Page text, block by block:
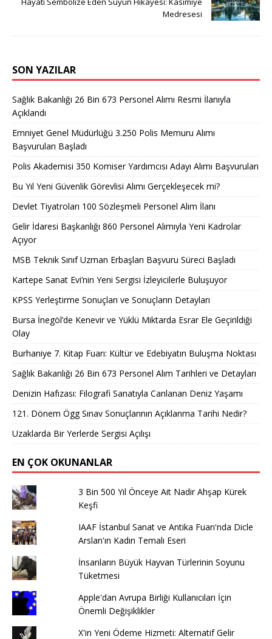
Medresesi
SON YAZILAR
Sağlık Bakanlığı 26 Bin 673 Personel Alımı Resmi İlanıyla
Açıklandı
Emniyet Genel Müdürlüğü 3.250 Polis Memuru Alımı
Başvuruları Başladı
Polis Akademisi 350 Komiser Yardımcısı Adayı Alımı Başvuruları
Bu Yıl Yeni Güvenlik Görevlisi Alımı Gerçekleşecek mi?
Devlet Tiyatroları 100 Sözleşmeli Personel Alım İlanı
Gelir İdaresi Başkanlığı 860 Personel Alımıyla Yeni Kadrolar
Açıyor
MSB Teknik Sınıf Uzman Erbaşları Başvuru Süreci Başladı
Kartepe Sanat Evi’nin Yeni Sergisi İzleyicilerle Buluşuyor
KPSS Yerleştirme Sonuçları ve Sonuçların Detayları
Bursa İnegöl’de Kenevir ve Yüklü Miktarda Esrar Ele Geçirildiği
Olay
Burhaniye 7. Kitap Fuarı: Kültür ve Edebiyatın Buluşma Noktası
Sağlık Bakanlığı 26 Bin 673 Personel Alım Tarihleri ve Detayları
Denizin Hafızası: Filografi Sanatıyla Canlanan Deniz Yaşamı
121. Dönem Ögg Sınav Sonuçlarının Açıklanma Tarihi Nedir?
Uzaklarda Bir Yerlerde Sergisi Açılışı
EN ÇOK OKUNANLAR
3 Bin 500 Yıl Önceye Ait Nadir Ahşap Kürek
Keşfi
IAAF İstanbul Sanat ve Antika Fuarı'nda Dicle
Arslan'ın Kadın Temalı Eseri
İnsanların Büyük Hayvan Türlerinin Soyunu
Tüketmesi
Apple'dan Avrupa Birliği Kullanıcıları İçin
Önemli Değişiklikler
X'in Yeni Ödeme Hizmeti: Alternatif Gelir